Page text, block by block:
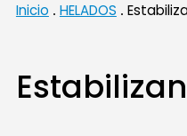
Inicio HELADOS